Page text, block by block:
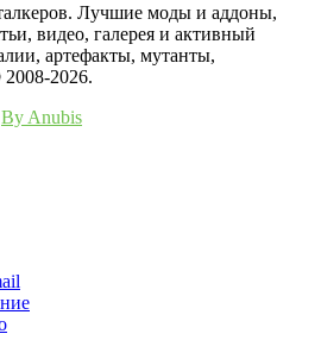
Лучшие моды и аддоны,
видео, галерея и активный
артефакты, мутанты,
2026.
By Anubis